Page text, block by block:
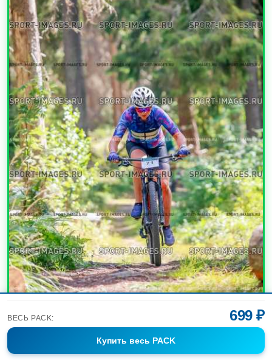
ВЕСЬ PACK: 699 ₽
Купить весь PACK